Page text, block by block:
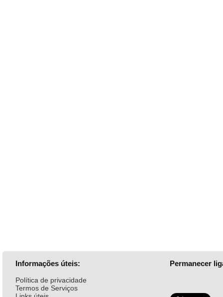
Informações úteis:
Política de privacidade
Termos de Serviços
Permanecer